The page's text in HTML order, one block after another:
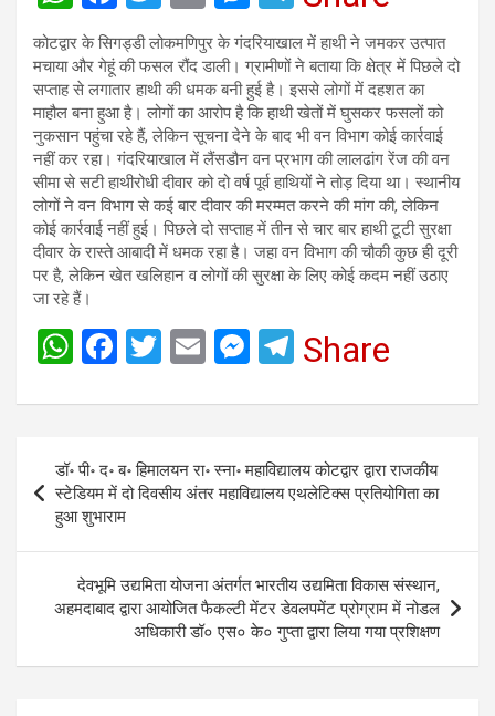
h
at
s
A
p
p
a
ce
b
o
o
k
wi
tt
er
m
ail
es
se
n
g
er
el
e
gr
a
m
कोटद्वार के सिगड्डी लोकमणिपुर के गंदरियाखाल में हाथी ने जमकर उत्पात
मचाया और गेहूं की फसल रौंद डाली। ग्रामीणों ने बताया कि क्षेत्र में पिछले दो
सप्ताह से लगातार हाथी की धमक बनी हुई है। इससे लोगों में दहशत का
माहौल बना हुआ है। लोगों का आरोप है कि हाथी खेतों में घुसकर फसलों को
नुकसान पहुंचा रहे हैं, लेकिन सूचना देने के बाद भी वन विभाग कोई कार्रवाई
नहीं कर रहा। गंदरियाखाल में लैंसडौन वन प्रभाग की लालढांग रेंज की वन
सीमा से सटी हाथीरोधी दीवार को दो वर्ष पूर्व हाथियों ने तोड़ दिया था। स्थानीय
लोगों ने वन विभाग से कई बार दीवार की मरम्मत करने की मांग की, लेकिन
कोई कार्रवाई नहीं हुई। पिछले दो सप्ताह में तीन से चार बार हाथी टूटी सुरक्षा
दीवार के रास्ते आबादी में धमक रहा है। जहा वन विभाग की चौकी कुछ ही दूरी
पर है, लेकिन खेत खलिहान व लोगों की सुरक्षा के लिए कोई कदम नहीं उठाए
जा रहे हैं।
W
at
s
A
p
p
F
ce
o
o
k
T
tt
E
ail
M
se
n
g
T
e
gr
a
Share
Post
navigation
डॉ॰ पी॰ द॰ ब॰ हिमालयन रा॰ स्ना॰ महाविद्यालय कोटद्वार द्वारा राजकीय
स्टेडियम में दो दिवसीय अंतर महाविद्यालय एथलेटिक्स प्रतियोगिता का
हुआ शुभाराम
देवभूमि उद्यमिता योजना अंतर्गत भारतीय उद्यमिता विकास संस्थान,
अहमदाबाद द्वारा आयोजित फैकल्टी मेंटर डेवलपमेंट प्रोग्राम में नोडल
अधिकारी डॉ० एस० के० गुप्ता द्वारा लिया गया प्रशिक्षण